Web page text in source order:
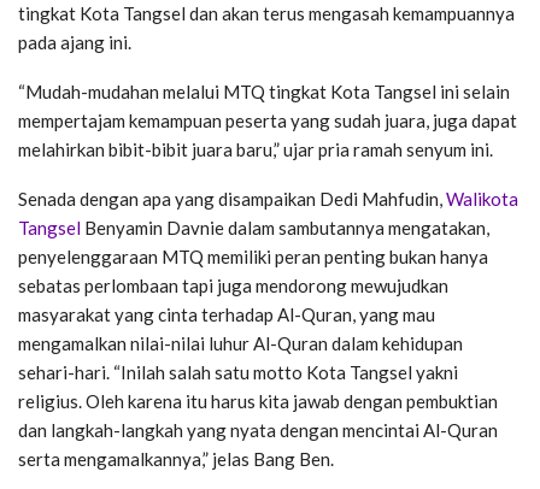
tingkat Kota Tangsel dan akan terus mengasah kemampuannya
pada ajang ini.
“Mudah-mudahan melalui MTQ tingkat Kota Tangsel ini selain
mempertajam kemampuan peserta yang sudah juara, juga dapat
melahirkan bibit-bibit juara baru,” ujar pria ramah senyum ini.
Senada dengan apa yang disampaikan Dedi Mahfudin,Walikota
Tangsel Benyamin Davnie dalam sambutannya mengatakan,
penyelenggaraan MTQ memiliki peran penting bukan hanya
sebatas perlombaan tapi juga mendorong mewujudkan
masyarakat yang cinta terhadap Al-Quran, yang mau
mengamalkan nilai-nilai luhur Al-Quran dalam kehidupan
sehari-hari. “Inilah salah satu motto Kota Tangsel yakni
religius. Oleh karena itu harus kita jawab dengan pembuktian
dan langkah-langkah yang nyata dengan mencintai Al-Quran
serta mengamalkannya,” jelas Bang Ben.